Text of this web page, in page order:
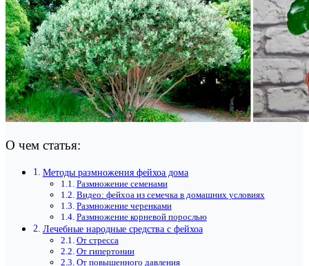
О чем статья:
Методы размножения фейхоа дома
Размножение семенами
Видео: фейхоа из семечка в домашних условиях
Размножение черенками
Размножение корневой порослью
Лечебные народные средства с фейхоа
От стресса
От гипертонии
От повышенного давления